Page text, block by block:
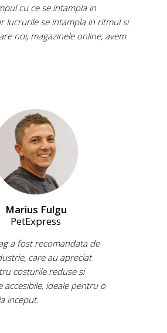
cu ce se intampla in
lucrurile se intampla in ritmul si
noi, magazinele online, avem
Marius Fulgu
PetExpress
a fost recomandata de
care au apreciat
costurile reduse si
accesibile, ideale pentru o
inceput.